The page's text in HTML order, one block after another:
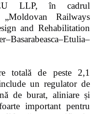
LLP, în cadrul
Railways
and Rehabilitation
totală de peste 2,1
un regulator de
de burat, aliniare și
important pentru